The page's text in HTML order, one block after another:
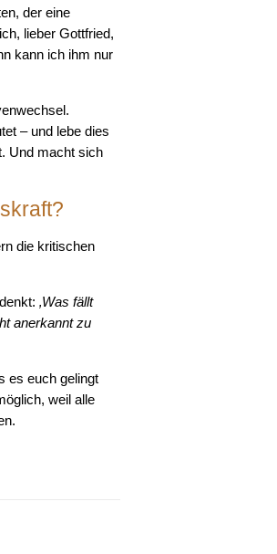
der eine
lieber Gottfried,
kann ich ihm nur
– und lebe dies
Und macht sich
die kritischen
‚Was fällt
anerkannt zu
es euch gelingt
weil alle